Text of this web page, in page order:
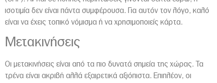
ισοτιμία δεν είναι πάντα συμφέρουσα. Για αυτόν τον λόγο, καλό
είναι να έχεις τοπικό νόμισμα ή να χρησιμοποιείς κάρτα.
Μετακινήσεις
Οι μετακινήσεις είναι από τα πιο δυνατά σημεία της χώρας. Τα
τρένα είναι ακριβή αλλά εξαιρετικά αξιόπιστα. Επιπλέον, οι